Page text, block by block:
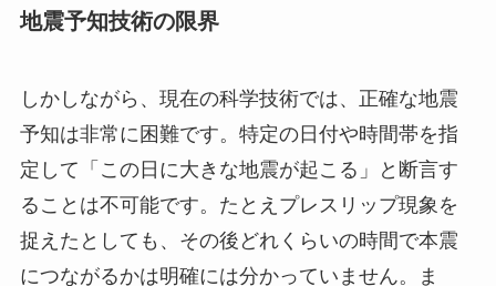
地震予知技術の限界
しかしながら、現在の科学技術では、正確な地震
予知は非常に困難です。特定の日付や時間帯を指
定して「この日に大きな地震が起こる」と断言す
ることは不可能です。たとえプレスリップ現象を
捉えたとしても、その後どれくらいの時間で本震
につながるかは明確には分かっていません。ま